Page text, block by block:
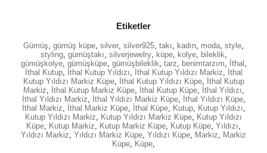
Etiketler
Gümüş gümüş küpe silver silver925 takı kadın moda style
styling, gümüştakı silverjewelry, küpe, kolye, bileklik
gümüşkolye, gümüşküpe, gümüşbileklik tarz benimtarzım İthal
İthal Kutup, İthal Kutup Yıldızı İthal Kutup Yıldızı Markiz
İthal
Kutup Yıldızı Markiz Küpe, İthal Kutup Yıldızı Küpe, İthal Kutup
Markiz
İthal Kutup Markiz Küpe, İthal Kutup Küpe, İthal Yıldızı
İthal Yıldızı Markiz
İthal Yıldızı Markiz Küpe, İthal Yıldızı Küpe,
İthal Markiz
İthal Markiz Küpe, İthal Küpe, Kutup, Kutup Yıldızı
Kutup Yıldızı Markiz
Kutup Yıldızı Markiz Küpe Kutup Yıldızı
Küpe Kutup Markiz Kutup Markiz Küpe Kutup Küpe Yıldızı
Yıldızı Markiz Yıldızı Markiz Küpe Yıldızı Küpe Markiz
Markiz
Küpe Küpe